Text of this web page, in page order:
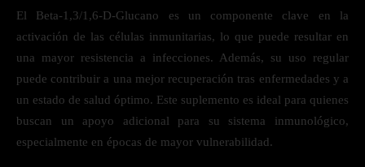
El Beta-1,3/1,6-D-Glucano es un componente clave en la
activación de las células inmunitarias, lo que puede resultar en
una mayor resistencia a infecciones. Además, su uso regular
puede contribuir a una mejor recuperación tras enfermedades y a
un estado de salud óptimo. Este suplemento es ideal para quienes
buscan un apoyo adicional para su sistema inmunológico,
especialmente en épocas de mayor vulnerabilidad.